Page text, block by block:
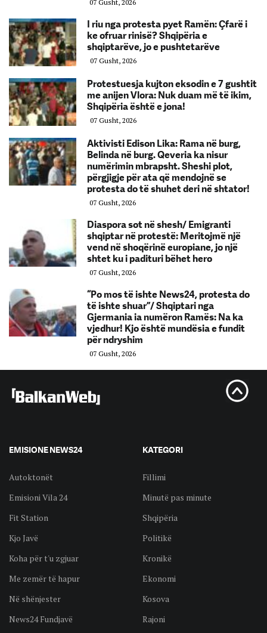
07 Gusht, 2026
I riu nga protesta pyet Ramën: Çfarë i
ke ofruar rinisë? Shqipëria e
shqiptarëve, jo e pushtetarëve
07 Gusht, 2026
Protestuesja kujton eksodin e 7 gushtit
me anijen Vlora: Nuk duam më të ikim,
Shqipëria është e jona!
07 Gusht, 2026
Aktivisti Edison Lika: Rama në burg,
Belinda në burg. Qeveria ka nisur
numërimin mbrapsht. Sheshi plot,
përgjigje për ata që mendojnë se
protesta do të shuhet deri në shtator!
07 Gusht, 2026
Diaspora sot në shesh/ Emigranti
shqiptar në protestë: Meritojmë një
vend në shoqërinë europiane, jo një
shtet ku i padituri bëhet hero
07 Gusht, 2026
“Po mos të ishte News24, protesta do
të ishte shuar”/ Shqiptari nga
Gjermania ia numëron Ramës: Na ka
vjedhur! Kjo është mundësia e fundit
për ndryshim
07 Gusht, 2026
EMISIONE NEWS24
Autoktonët
Emisioni Vila 24
Fit Station
Kjo Javë
Koha për t'u zgjuar
Me zemër të hapur
Në shënjester
News24 Fundjavë
KATEGORI
Fillimi
Minutë pas minute
Shqipëria
Politikë
Kronikë
Ekonomi
Kosova
Rajoni